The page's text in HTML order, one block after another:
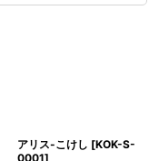
アリス-こけし [KOK-S-
0001]